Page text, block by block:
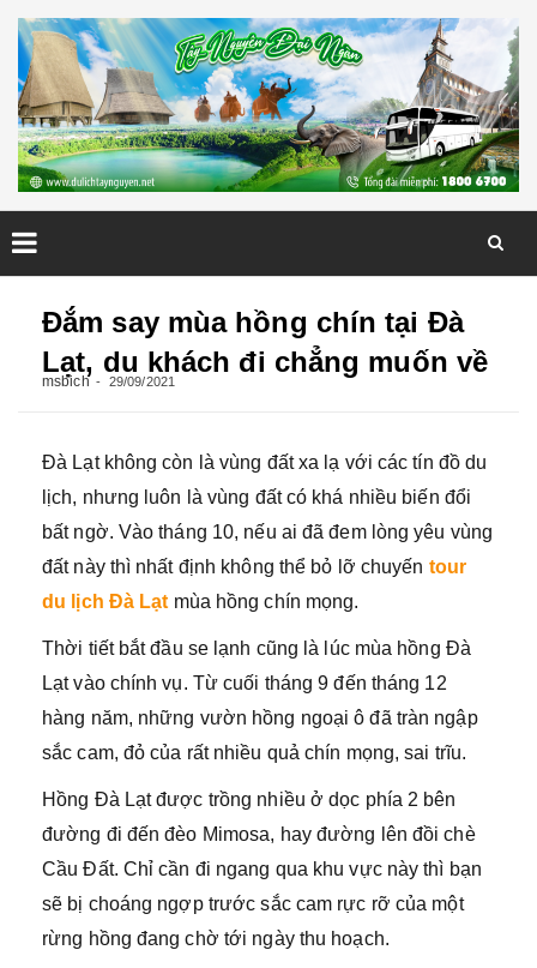
Đắm say mùa hồng chín tại Đà
Lạt, du khách đi chẳng muốn về
msbich 29/09/2021
Đà Lạt không còn là vùng đất xa lạ với các tín đồ du
lịch, nhưng luôn là vùng đất có khá nhiều biến đổi
bất ngờ. Vào tháng 10, nếu ai đã đem lòng yêu vùng
đất này thì nhất định không thể bỏ lỡ chuyến tour
du lịch Đà Lạt mùa hồng chín mọng.
Thời tiết bắt đầu se lạnh cũng là lúc mùa hồng Đà
Lạt vào chính vụ. Từ cuối tháng 9 đến tháng 12
hàng năm, những vườn hồng ngoại ô đã tràn ngập
sắc cam, đỏ của rất nhiều quả chín mọng, sai trĩu.
Hồng Đà Lạt được trồng nhiều ở dọc phía 2 bên
đường đi đến đèo Mimosa, hay đường lên đồi chè
Cầu Đất. Chỉ cần đi ngang qua khu vực này thì bạn
sẽ bị choáng ngợp trước sắc cam rực rỡ của một
rừng hồng đang chờ tới ngày thu hoạch.